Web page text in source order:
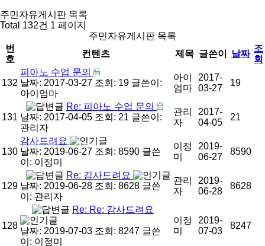
주민자유게시판 목록
Total 132건 1 페이지
주민자유게시판 목록
번
호
컨텐츠 제목 글쓴이 날짜
조
회
132
피아노 수업 문의
날짜: 2017-03-27 조회: 19 글쓴이:
아이엄마
아이
엄마
2017-
03-27
19
131
Re: 피아노 수업 문의
날짜: 2017-04-05 조회: 21 글쓴이:
관리자
관리
자
2017-
04-05
21
130
감사드려요
날짜: 2019-06-27 조회: 8590 글쓴
이: 이정미
이정
미
2019-
06-27
8590
129
Re: 감사드려요
날짜: 2019-06-28 조회: 8628 글쓴
이: 관리자
관리
자
2019-
06-28
8628
128
Re: Re: 감사드려요
날짜: 2019-07-03 조회: 8247 글쓴
이: 이정미
이정
미
2019-
07-03
8247